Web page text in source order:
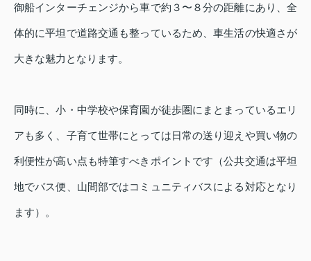
御船インターチェンジから車で約３〜８分の距離にあり、全
体的に平坦で道路交通も整っているため、車生活の快適さが
大きな魅力となります。
同時に、小・中学校や保育園が徒歩圏にまとまっているエリ
アも多く、子育て世帯にとっては日常の送り迎えや買い物の
利便性が高い点も特筆すべきポイントです（公共交通は平坦
地でバス便、山間部ではコミュニティバスによる対応となり
ます）。